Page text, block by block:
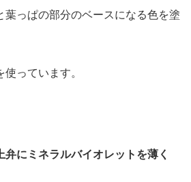
葉っぱの部分のベースになる色を塗
っています。
にミネラルバイオレットを薄く